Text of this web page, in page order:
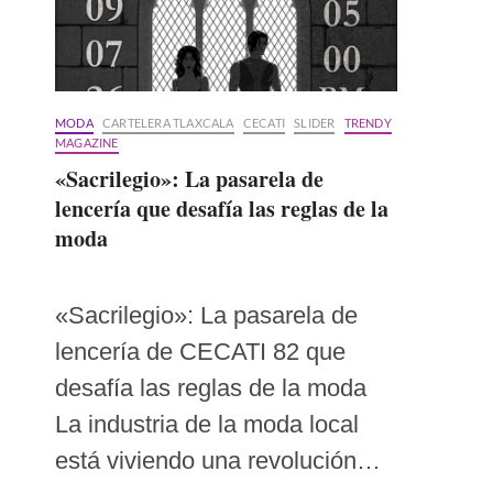
MODA CARTELERA TLAXCALA CECATI SLIDER
TRENDY
MAGAZINE
«Sacrilegio»: La pasarela de
lencería que desafía las reglas de la
moda
«Sacrilegio»: La pasarela de
lencería de CECATI 82 que
desafía las reglas de la moda
La industria de la moda local
está viviendo una revolución…